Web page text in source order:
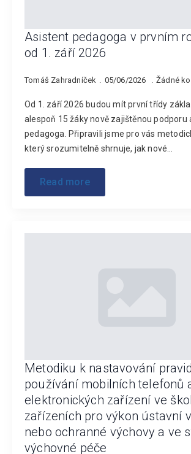
Asistent pedagoga v prvním
od 1. září 2026
Tomáš Zahradníček 05/06/2026 Žádné
Od 1. září 2026 budou mít první třídy
alespoň 15 žáky nově zajištěnou podporu
pedagoga. Připravili jsme pro vás
který srozumitelně shrnuje, jak nové…
Read more
Metodiku k nastavování
používání mobilních telefonů
elektronických zařízení ve
zařízeních pro výkon ústavní
nebo ochranné výchovy a ve
výchovné péče